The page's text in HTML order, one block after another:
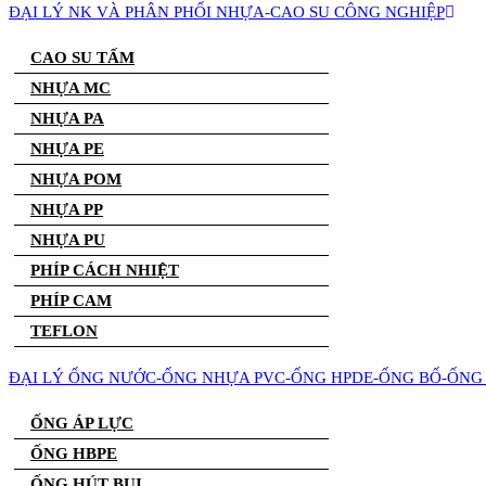
ĐẠI LÝ NK VÀ PHÂN PHỐI NHỰA-CAO SU CÔNG NGHIỆP
CAO SU TẤM
NHỰA MC
NHỰA PA
NHỰA PE
NHỰA POM
NHỰA PP
NHỰA PU
PHÍP CÁCH NHIỆT
PHÍP CAM
TEFLON
ĐẠI LÝ ỐNG NƯỚC-ỐNG NHỰA PVC-ỐNG HPDE-ỐNG BỐ-
ỐNG ÁP LỰC
ỐNG HBPE